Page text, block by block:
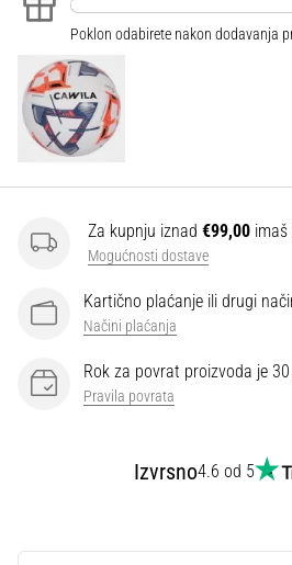
Budi
svake
utakmice,
gola…
Prikaži
članke
Poklon odabirete nakon dodavanja
Za kupnju iznad €99,00
Mogućnosti dostave
Kartično plaćanje ili drugi
Načini plaćanja
Rok za povrat proizvoda je
Pravila povrata
Izvrsno4.6 od 5